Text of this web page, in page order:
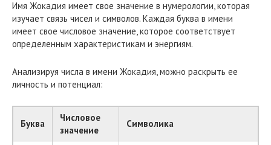
Имя Жокадия имеет свое значение в нумерологии, которая
изучает связь чисел и символов. Каждая буква в имени
имеет свое числовое значение, которое соответствует
определенным характеристикам и энергиям.
Анализируя числа в имени Жокадия, можно раскрыть ее
личность и потенциал:
Буква
Числовое
значение
Символика